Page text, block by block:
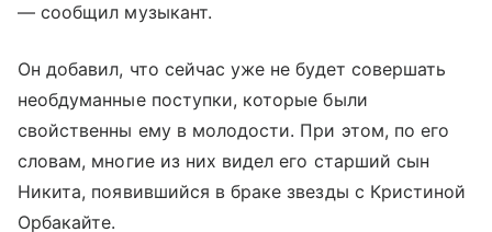
— сообщил музыкант.
Он добавил, что сейчас уже не будет совершать
необдуманные поступки, которые были
свойственны ему в молодости. При этом, по его
словам, многие из них видел его старший сын
Никита, появившийся в браке звезды с Кристиной
Орбакайте.